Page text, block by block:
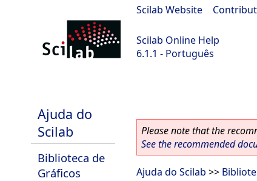
Scilab Website
Scilab Online Help
6.1.1 - Português
Ajuda do
Scilab
Biblioteca de
Gráficos
Please note that the
See the recommended
Ajuda do Scilab >>